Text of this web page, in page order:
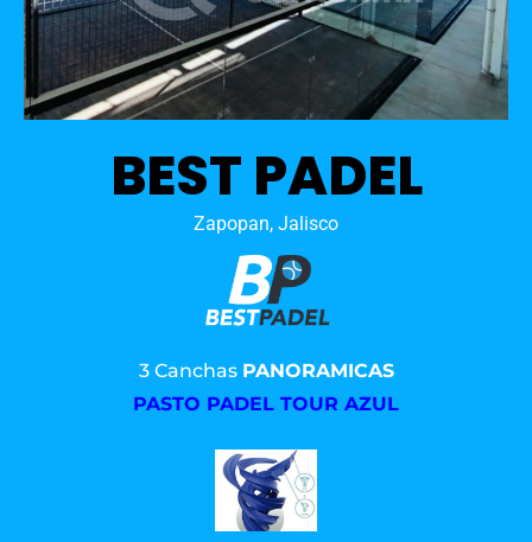
BEST PADEL
Zapopan, Jalisco
3 Canchas PANORAMICAS
PASTO PADEL TOUR AZUL